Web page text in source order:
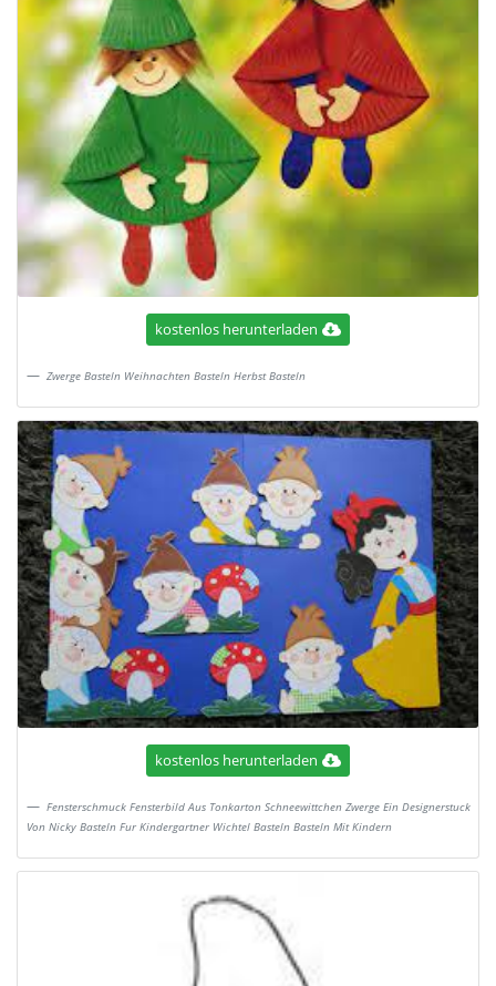
kostenlos herunterladen
Zwerge Basteln Weihnachten Basteln Herbst Basteln
kostenlos herunterladen
Fensterschmuck Fensterbild Aus Tonkarton Schneewittchen Zwerge Ein Designerstuck
Von Nicky Basteln Fur Kindergartner Wichtel Basteln Basteln Mit Kindern